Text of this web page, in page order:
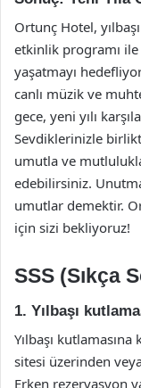
Ortunç Hotel,
etkinlik programı
yaşatmayı
canlı müzik ve
gece, yeni yılı
Sevdiklerinizle
umutla ve
edebilirsiniz.
umutlar demektir.
için sizi bekliyoruz!
SSS (Sıkça
1. Yılbaşı
Yılbaşı
sitesi üzerinden
Erken rezervasyon